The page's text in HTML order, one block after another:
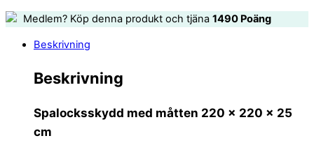
Medlem? Köp denna produkt och tjäna 1490 Poäng
Beskrivning
Beskrivning
Spalocksskydd med måtten 220 x 220 x 25
cm